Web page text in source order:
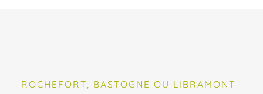
ROCHEFORT, BASTOGNE OU LIBRAMONT